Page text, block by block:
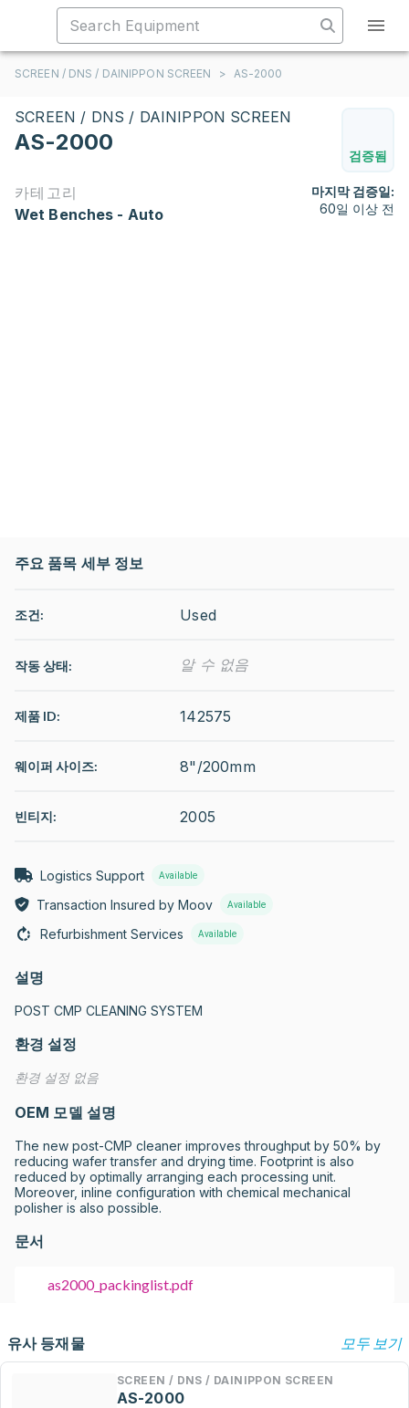
SCREEN / DNS / DAINIPPON SCREEN > AS-2000
SCREEN / DNS / DAINIPPON SCREEN
AS-2000
검증됨
카테고리
Wet Benches - Auto
마지막 검증일:
60일 이상 전
주요 품목 세부 정보
조건: Used
작동 상태: 알 수 없음
제품 ID: 142575
웨이퍼 사이즈: 8"/200mm
빈티지: 2005
Logistics Support Available
Transaction Insured by Moov Available
Refurbishment Services Available
설명
POST CMP CLEANING SYSTEM
환경 설정
환경 설정 없음
OEM 모델 설명
The new post-CMP cleaner improves throughput by 50% by
reducing wafer transfer and drying time. Footprint is also
reduced by optimally arranging each processing unit.
Moreover, inline configuration with chemical mechanical
polisher is also possible.
문서
as2000_packinglist.pdf
유사 등재물 모두 보기
SCREEN / DNS / DAINIPPON SCREEN
AS-2000